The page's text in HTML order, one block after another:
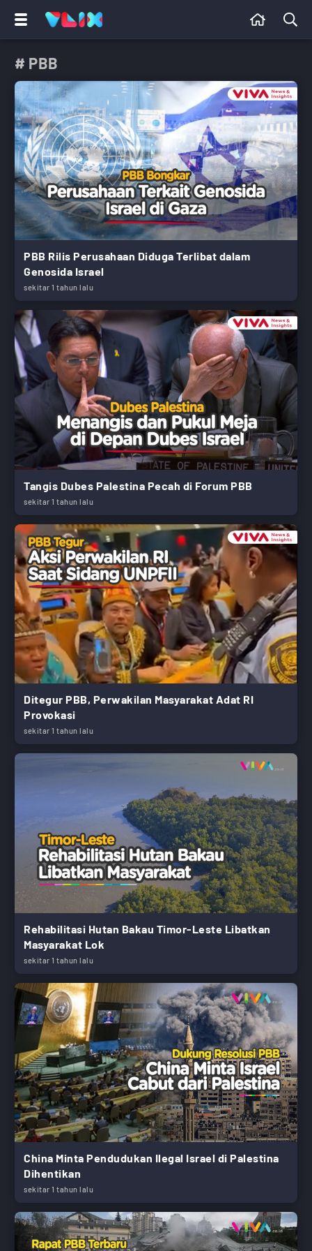
# PBB
PBB Rilis Perusahaan Diduga Terlibat dalam
Genosida Israel
sekitar 1 tahun lalu
Tangis Dubes Palestina Pecah di Forum PBB
sekitar 1 tahun lalu
Ditegur PBB, Perwakilan Masyarakat Adat RI
Provokasi
sekitar 1 tahun lalu
Rehabilitasi Hutan Bakau Timor-Leste Libatkan
Masyarakat Lok
sekitar 1 tahun lalu
China Minta Pendudukan Ilegal Israel di Palestina
Dihentikan
sekitar 1 tahun lalu